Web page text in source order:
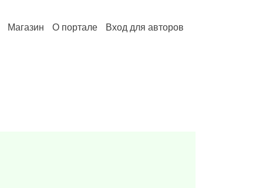
Магазин О портале Вход для авторов